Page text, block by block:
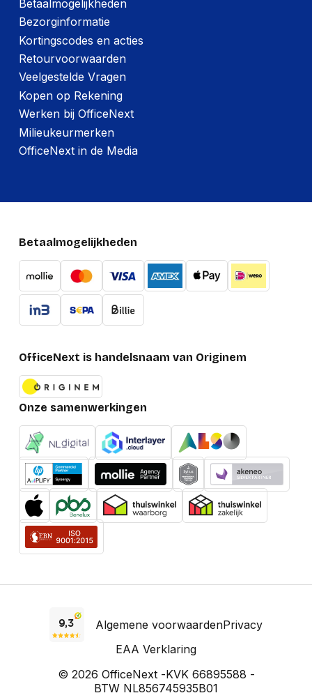
Betaalmogelijkheden
Bezorginformatie
Kortingscodes en acties
Retourvoorwaarden
Veelgestelde Vragen
Kopen op Rekening
Werken bij OfficeNext
Milieukeurmerken
OfficeNext in de Media
Betaalmogelijkheden
OfficeNext is handelsnaam van Originem
Onze samenwerkingen
Algemene voorwaardenPrivacy
EAA Verklaring
© 2026 OfficeNext -KVK 66895588 -
BTW NL856745935B01